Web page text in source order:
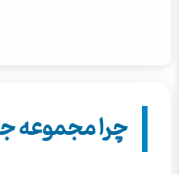
چرا مجموعه